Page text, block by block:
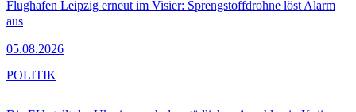
Flughafen Leipzig erneut im Visier: Sprengstoffdrohne löst Alarm
aus
05.08.2026
POLITIK